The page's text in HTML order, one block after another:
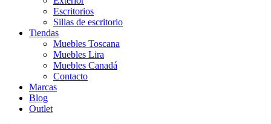
Escritorios
Sillas de escritorio
Tiendas
Muebles Toscana
Muebles Lira
Muebles Canadá
Contacto
Marcas
Blog
Outlet